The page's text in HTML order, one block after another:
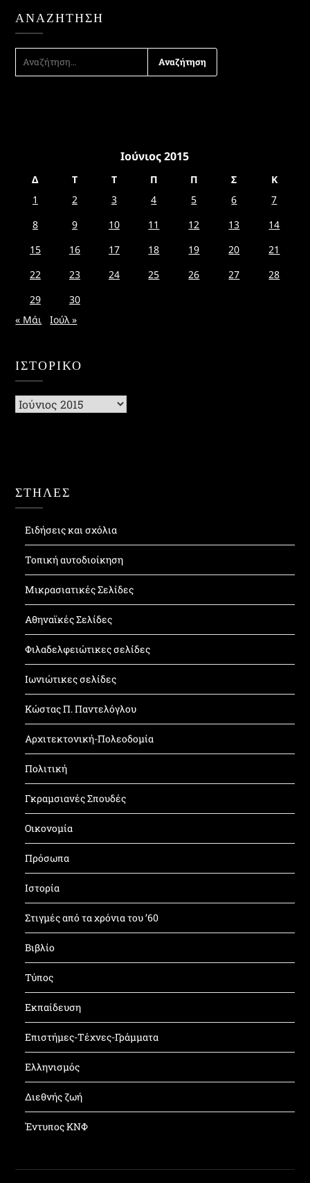
ΑΝΑΖΉΤΗΣΗ
ΑΝΑΖΉΤΗΣΗ
ΓΙΑ:
Ιούνιος 2015
Δ Τ Τ Π Π Σ
Κ
1
2 3 4 5 6
7
8
9 10 11 12 13
14
15
16 17 18 19 20
21
22
23 24 25 26 27
28
29
30
« Μάι
Ιούλ »
ΙΣΤΟΡΙΚΌ
Ιστορικό
ΣΤΗΛΕΣ
Ειδήσεις και σχόλια
Τοπική αυτοδιοίκηση
Μικρασιατικές Σελίδες
Αθηναϊκές Σελίδες
Φιλαδελφειώτικες σελίδες
Ιωνιώτικες σελίδες
Κώστας Π. Παντελόγλου
Αρχιτεκτονική-Πολεοδομία
Πολιτική
Γκραμσιανές Σπουδές
Οικονομία
Πρόσωπα
Ιστορία
Στιγμές από τα χρόνια του ’60
Βιβλίο
Τύπος
Εκπαίδευση
Επιστήμες-Τέχνες-Γράμματα
Ελληνισμός
Διεθνής ζωή
Έντυπος ΚΝΦ